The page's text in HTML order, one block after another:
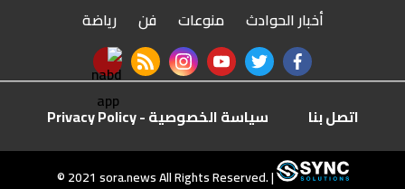
أخبار الحوادث
منوعات فن
رياضة
facebook
twitter
youtube
instagram
rss feed
nabd app
اتصل بنا سياسة الخصوصية - Privacy Policy
© 2021 sora.news All Rights Reserved. |